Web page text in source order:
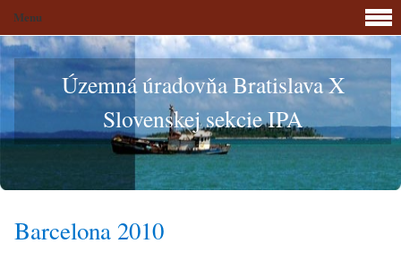
Územná úradovňa Bratislava X
Slovenskej sekcie IPA
Barcelona 2010
Menu